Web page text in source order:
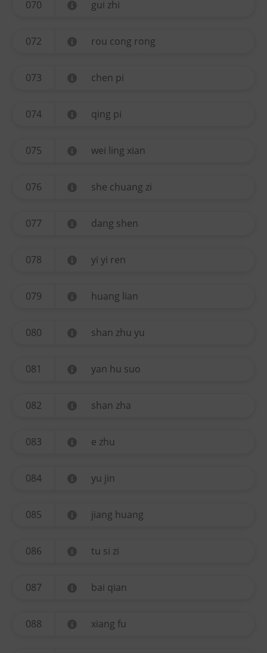
070 gui zhi
072 rou cong rong
073 chen pi
074 qing pi
075 wei ling xian
076 she chuang zi
077 dang shen
078 yi yi ren
079 huang lian
080 shan zhu yu
081 yan hu suo
082 shan zha
083 e zhu
084 yu jin
085 jiang huang
086 tu si zi
087 bai qian
088 xiang fu